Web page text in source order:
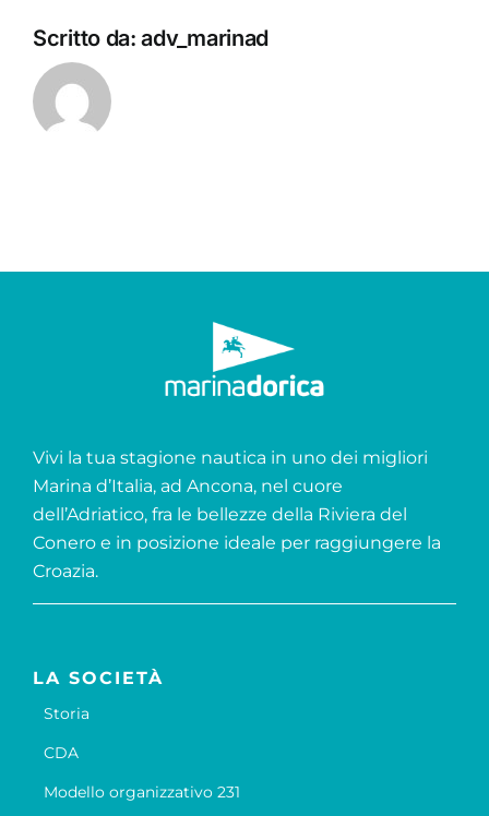
Scritto da:adv_marinad
Vivi la tua stagione nautica in uno dei migliori
Marina d’Italia, ad Ancona, nel cuore
dell’Adriatico, fra le bellezze della Riviera del
Conero e in posizione ideale per raggiungere la
Croazia.
LA SOCIETÀ
Storia
CDA
Modello organizzativo 231